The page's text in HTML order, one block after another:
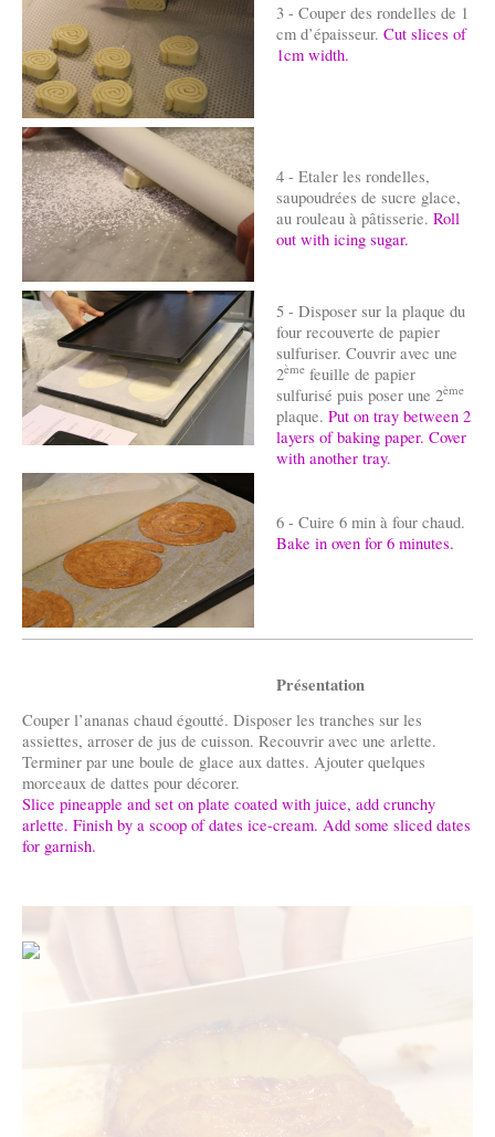
3 - Couper des rondelles de 1
cm d’épaisseur. Cut slices of
1cm width.
4 - Etaler les rondelles,
saupoudrées de sucre glace,
au rouleau à pâtisserie. Roll
out with icing sugar.
5 - Disposer sur la plaque du
four recouverte de papier
sulfuriser. Couvrir avec une
2ème feuille de papier
sulfurisé puis poser une 2ème
plaque. Put on tray between 2
layers of baking paper. Cover
with another tray.
6 - Cuire 6 min à four chaud.
Bake in oven for 6 minutes.
Présentation
Couper l’ananas chaud égoutté. Disposer les tranches sur les
assiettes, arroser de jus de cuisson. Recouvrir avec une arlette.
Terminer par une boule de glace aux dattes. Ajouter quelques
morceaux de dattes pour décorer.
Slice pineapple and set on plate coated with juice, add crunchy
arlette. Finish by a scoop of dates ice-cream. Add some sliced dates
for garnish.